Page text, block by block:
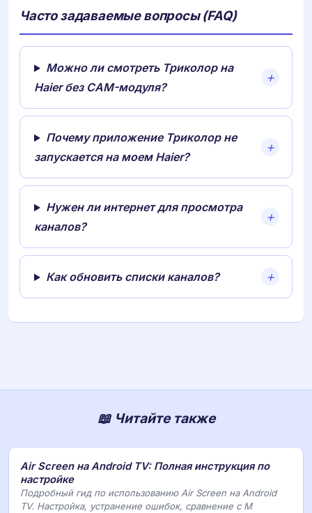
Часто задаваемые вопросы (FAQ)
Можно ли смотреть Триколор на
Haier без CAM-модуля?
Почему приложение Триколор не
запускается на моем Haier?
Нужен ли интернет для просмотра
каналов?
Как обновить списки каналов?
📖 Читайте также
Air Screen на Android TV: Полная инструкция по
настройке
Подробный гид по использованию Air Screen на Android
TV. Настройка, устранение ошибок, сравнение с M